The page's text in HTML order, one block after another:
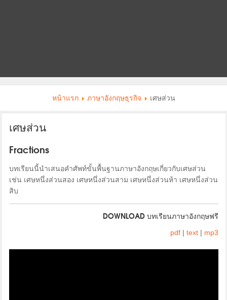
หน้าแรก ภาษาอังกฤษธุรกิจ เศษส่วน
เศษส่วน
Fractions
บทเรียนนี้นำเสนอคำศัพท์ขั้นพื้นฐานภาษาอังกฤษเกี่ยวกับเศษส่วน
เช่น เศษหนึ่งส่วนสอง เศษหนึ่งส่วนสาม เศษหนึ่งส่วนห้า เศษหนึ่งส่วน
สิบ
DOWNLOAD บทเรียนภาษาอังกฤษฟรี
pdf| text| mp3